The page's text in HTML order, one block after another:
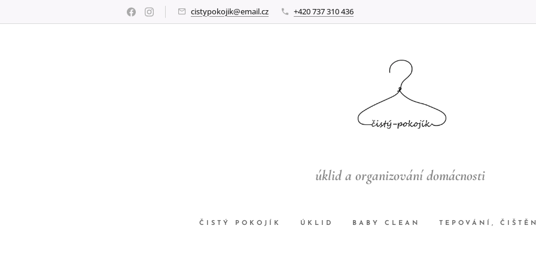
cistypokojik@email.cz +420 737 310 436
úklid a organizování domácnosti
ČISTÝ POKOJÍK ÚKLID BABY CLEAN TEPOVÁNÍ,